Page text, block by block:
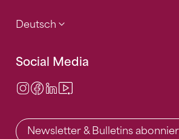
Deutsch
Social Media
Instagram
Facebook
LinkedIn
Newsletter & Bulletins